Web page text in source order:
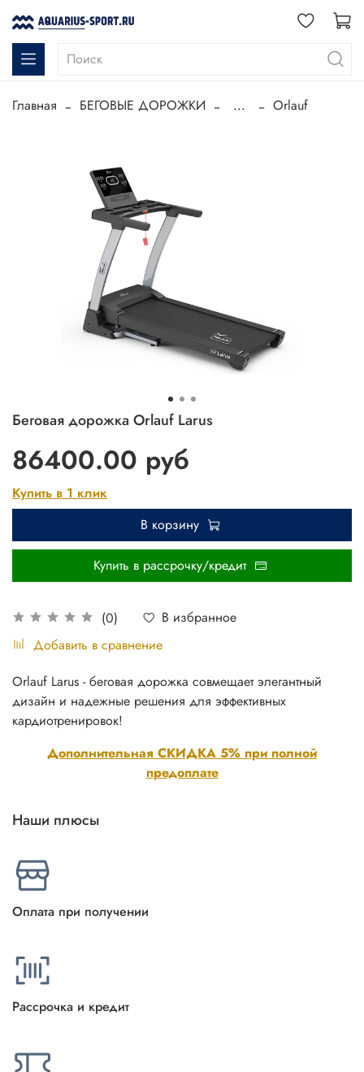
Главная БЕГОВЫЕ ДОРОЖКИ ... Orlauf
Беговая дорожка Orlauf Larus
(0)
В избранное
Добавить в сравнение
86400.00 руб
Купить в 1 клик
В корзину
Купить в рассрочку/кредит
Дополнительная СКИДКА 5% при полной
предоплате
Orlauf Larus - беговая дорожка совмещает элегантный
дизайн и надежные решения для эффективных
кардиотренировок!
Наши плюсы
Оплата при получении
Рассрочка и кредит